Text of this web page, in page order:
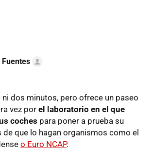
ni dos minutos, pero ofrece un paseo
vez porel laboratorio en el que
coches para poner a prueba su
de que lo hagan organismos como el
o Euro NCAP.